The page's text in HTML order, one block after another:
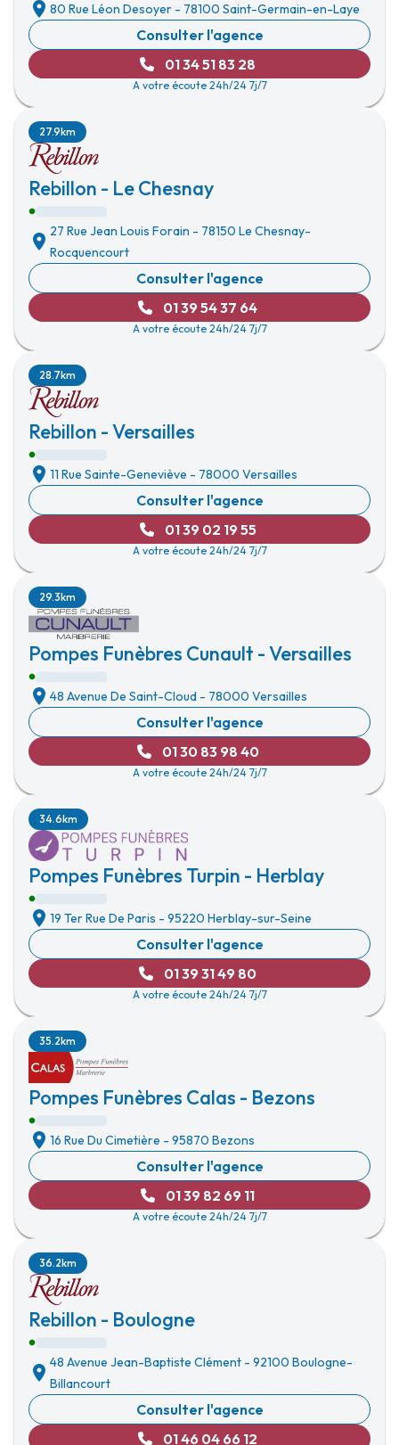
80 Rue Léon Desoyer - 78100 Saint-Germain-en-Laye
Consulter l'agence
01 34 51 83 28
A votre écoute 24h/24 7j/7
Rebillon - Le Chesnay
27.9km
27 Rue Jean Louis Forain - 78150 Le Chesnay-
Rocquencourt
Consulter l'agence
01 39 54 37 64
A votre écoute 24h/24 7j/7
Rebillon - Versailles
28.7km
11 Rue Sainte-Geneviève - 78000 Versailles
Consulter l'agence
01 39 02 19 55
A votre écoute 24h/24 7j/7
Pompes Funèbres Cunault - Versailles
29.3km
48 Avenue De Saint-Cloud - 78000 Versailles
Consulter l'agence
01 30 83 98 40
A votre écoute 24h/24 7j/7
Pompes Funèbres Turpin - Herblay
34.6km
19 Ter Rue De Paris - 95220 Herblay-sur-Seine
Consulter l'agence
01 39 31 49 80
A votre écoute 24h/24 7j/7
Pompes Funèbres Calas - Bezons
35.2km
16 Rue Du Cimetière - 95870 Bezons
Consulter l'agence
01 39 82 69 11
A votre écoute 24h/24 7j/7
Rebillon - Boulogne
36.2km
48 Avenue Jean-Baptiste Clément - 92100 Boulogne-
Billancourt
Consulter l'agence
01 46 04 66 12